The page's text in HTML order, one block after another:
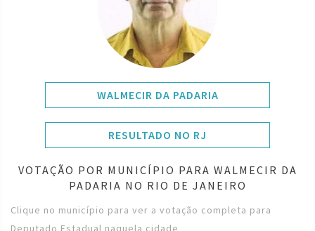
WALMECIR DA PADARIA
RESULTADO NO RJ
VOTAÇÃO POR MUNICÍPIO PARA WALMECIR DA
PADARIA NO RIO DE JANEIRO
Clique no município para ver a votação completa para
Deputado Estadual naquela cidade